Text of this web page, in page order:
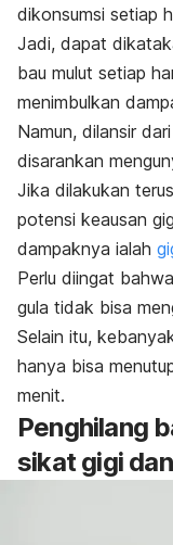
dikonsumsi setiap
Jadi, dapat
bau mulut setiap
menimbulkan
Namun, dilansir
disarankan
Jika dilakukan
potensi keausan
dampaknya ialah
Perlu diingat
gula tidak bisa
Selain itu,
hanya bisa
menit.
Penghilang
sikat gigi